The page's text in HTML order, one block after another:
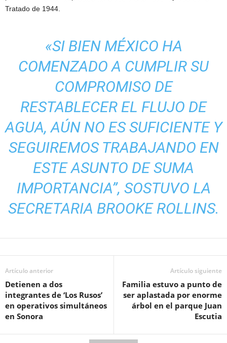
Tratado de 1944.
«SI BIEN MÉXICO HA
COMENZADO A CUMPLIR SU
COMPROMISO DE
RESTABLECER EL FLUJO DE
AGUA, AÚN NO ES SUFICIENTE Y
SEGUIREMOS TRABAJANDO EN
ESTE ASUNTO DE SUMA
IMPORTANCIA”, SOSTUVO LA
SECRETARIA BROOKE ROLLINS.
Artículo anterior
Detienen a dos
integrantes de ‘Los Rusos’
en operativos simultáneos
en Sonora
Artículo siguiente
Familia estuvo a punto de
ser aplastada por enorme
árbol en el parque Juan
Escutia